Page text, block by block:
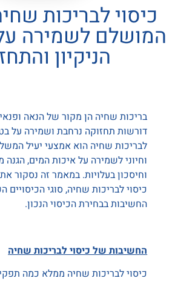
כיסוי לבריכות
המושלם לשמירה
הניקיון
בריכות שחיה הן מקור של הנאה
דורשות תחזוקה נרחבת ושמירה על
לבריכות שחיה הוא אמצעי יעיל
וחיוני לשמירה על איכות המים, הגנה
וחיסכון בעלויות. במאמר זה נסקור
כיסוי לבריכות שחיה, סוגי הכיסויים
החשיבות בבחירת הכיסוי הנכון.
החשיבות של כיסוי לבריכות שחיה
כיסוי לבריכות שחיה ממלא כמה